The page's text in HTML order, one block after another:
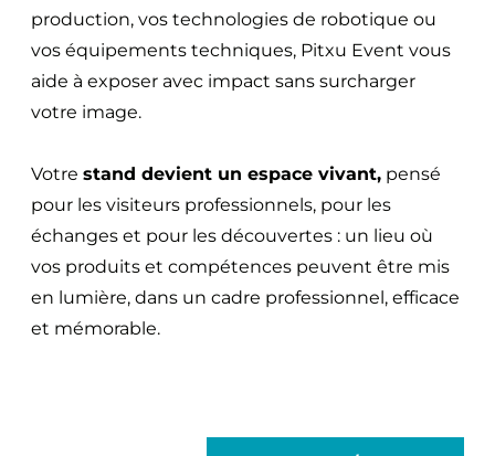
production, vos technologies de robotique ou
vos équipements techniques, Pitxu Event vous
aide à exposer avec impact sans surcharger
votre image.
Votre stand devient un espace vivant, pensé
pour les visiteurs professionnels, pour les
échanges et pour les découvertes : un lieu où
vos produits et compétences peuvent être mis
en lumière, dans un cadre professionnel, efficace
et mémorable.